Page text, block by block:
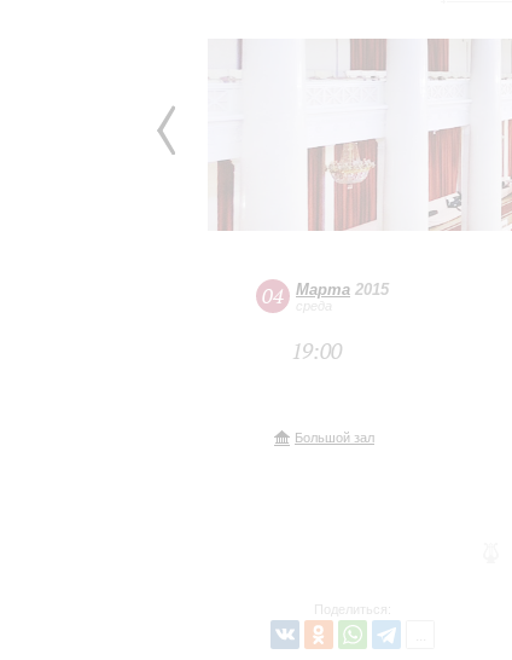
04 Марта 2015
среда
19:00
Большой зал
Поделиться: